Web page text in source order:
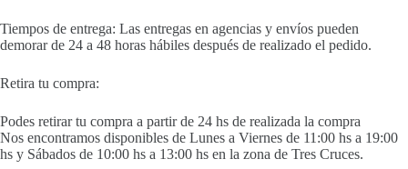
Tiempos de entrega: Las entregas en agencias y envíos pueden
demorar de 24 a 48 horas hábiles después de realizado el pedido.
Retira tu compra:
Podes retirar tu compra a partir de 24 hs de realizada la compra
Nos encontramos disponibles de Lunes a Viernes de 11:00 hs a 19:00
hs y Sábados de 10:00 hs a 13:00 hs en la zona de Tres Cruces.